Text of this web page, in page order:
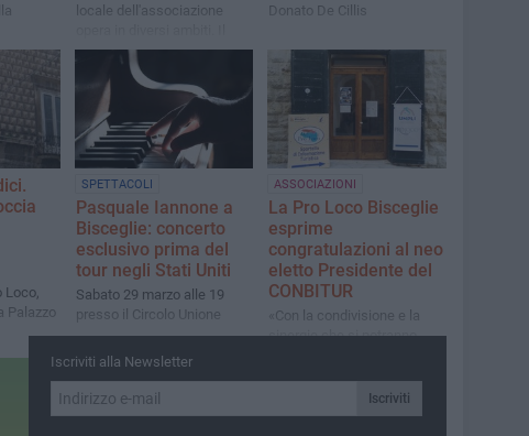
è
di
locale dell'associazione
racconto del Presidente
Pierpaolo Sinigaglia
Donato De Cillis
Loco,
Palazzo
SPETTACOLI
Pasquale Iannone a
Bisceglie: concerto
esclusivo prima del
tour negli Stati Uniti
Sabato 29 marzo alle 19
presso il Circolo Unione
ASSOCIAZIONI
La Pro Loco Bisceglie
esprime
congratulazioni al neo
eletto Presidente del
CONBITUR
«Con la condivisione e la
sinergie che si potranno
Iscriviti alla Newsletter
Iscriviti